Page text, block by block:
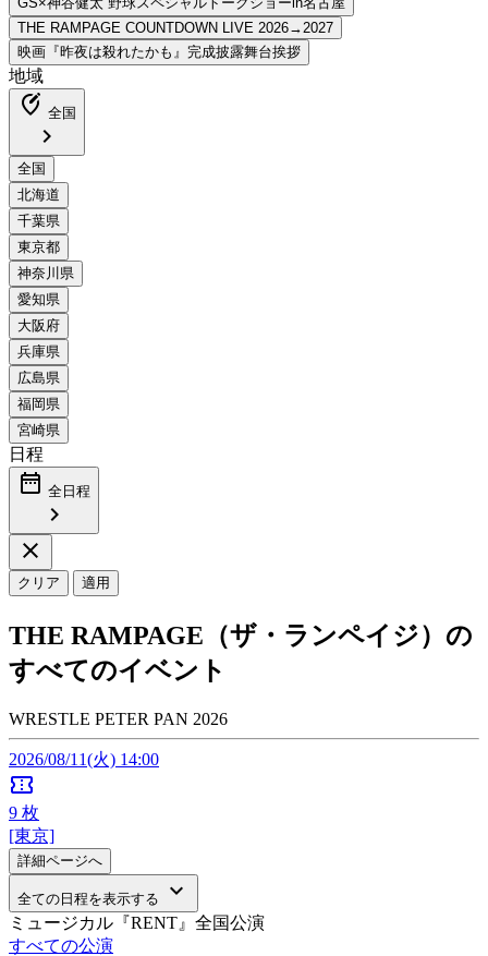
地域
edit_location_alt 全国
chevron_right
日程
date_range 全日程
chevron_right
close
クリア 適用
THE RAMPAGE（ザ・ランペイジ）の
すべてのイベント
WRESTLE PETER PAN 2026
2026/08/11(火) 14:00
confirmation_number
9 枚
[東京]
詳細ページへ
全ての日程を表示する keyboard_arrow_down
ミュージカル『RENT』全国公演
すべての公演